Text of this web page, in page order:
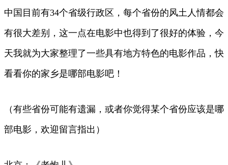
中国目前有34个省级行政区，每个省份的风土人情都会
有很大差别，这一点在电影中也得到了很好的体验，今
天我就为大家整理了一些具有地方特色的电影作品，快
看看你的家乡是哪部电影吧！
（有些省份可能有遗漏，或者你觉得某个省份应该是哪
部电影，欢迎留言指出）